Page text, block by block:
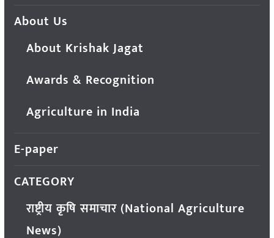
About Us
About Krishak Jagat
Awards & Recognition
Agriculture in India
E-paper
CATEGORY
राष्ट्रीय कृषि समाचार (National Agriculture
News)